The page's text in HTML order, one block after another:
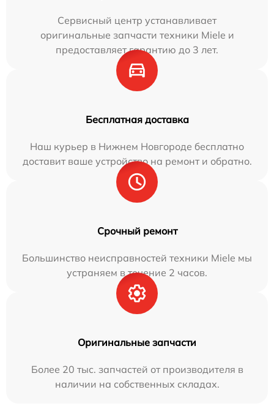
Сервисный центр устанавливает
оригинальные запчасти техники Miele и
предоставляет гарантию до 3 лет.
Бесплатная доставка
Наш курьер в Нижнем Новгороде бесплатно
доставит ваше устройство на ремонт и обратно.
Срочный ремонт
Большинство неисправностей техники Miele мы
устраняем в течение 2 часов.
Оригинальные запчасти
Более 20 тыс. запчастей от производителя в
наличии на собственных складах.